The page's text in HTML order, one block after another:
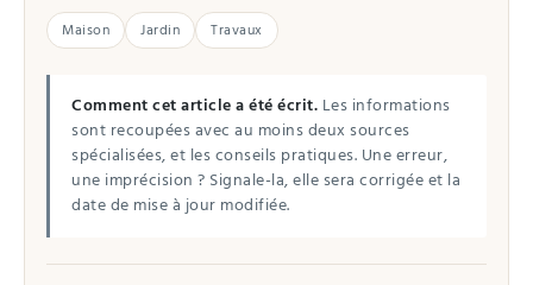
Maison Jardin Travaux
Comment cet article a été écrit. Les informations
sont recoupées avec au moins deux sources
spécialisées, et les conseils pratiques. Une erreur,
une imprécision ? Signale-la, elle sera corrigée et la
date de mise à jour modifiée.